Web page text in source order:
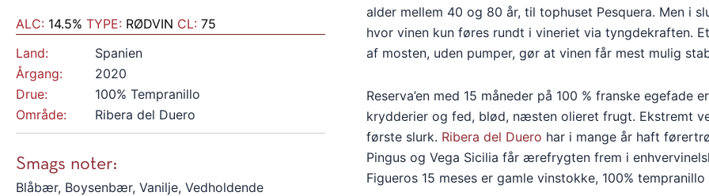
ALC: 14.5% TYPE: RØDVIN CL: 75
Land:
Spanien
Årgang:
2020
Drue:
100% Tempranillo
Område:
Ribera del Duero
Smags noter:
Blåbær, Boysenbær, Vanilje, Vedholdende
alder mellem 40 og 80 år, til tophuset Pesquera. Men i
hvor vinen kun føres rundt i vineriet via tyngdekraften.
af mosten, uden pumper, gør at vinen får mest mulig
Reserva’en med 15 måneder på 100 % franske
krydderier og fed, blød, næsten olieret frugt. Ekstremt
første slurk. Ribera del Duero har i mange år haft
Pingus og Vega Sicilia får ærefrygten frem i
Figueros 15 meses er gamle vinstokke, 100%